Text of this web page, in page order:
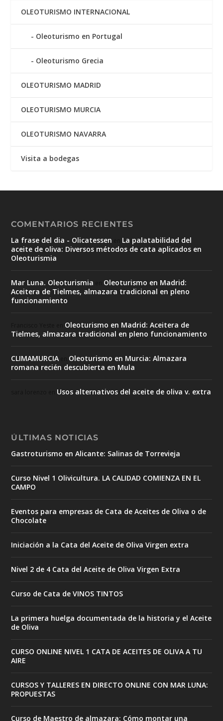
OLEOTURISMO INTERNACIONAL
Oleoturismo en Portugal
Oleoturismo Grecia
OLEOTURISMO MADRID
OLEOTURISMO MURCIA
OLEOTURISMO NAVARRA
Visita a bodegas
COMENTARIOS RECIENTES
La frase del dia - Olicatessen
La palatabilidad del
aceite de oliva: Diversos métodos de cata aplicados en
Oleoturismia
Mar Luna. Oleoturismia
Oleoturismo en Madrid:
Aceitera de Tielmes, almazara tradicional en pleno
funcionamiento
Oleoturismo en Madrid: Aceitera de
Tielmes, almazara tradicional en pleno funcionamiento
CLIMAMURCIA
Oleoturismo en Murcia: Almazara
romana recién descubierta en Mula
Usos alternativos del aceite de oliva v. extra
ÚLTIMAS NOTICIAS
Gastroturismo en Alicante: Salinas de Torrevieja
Curso Nivel 1 Olivicultura. LA CALIDAD COMIENZA EN EL
CAMPO
Eventos para empresas de Cata de Aceites de Oliva o de
Chocolate
Iniciación a la Cata del Aceite de Oliva Virgen extra
Nivel 2 de 4 Cata del Aceite de Oliva Virgen Extra
Curso de Cata de VINOS TINTOS
La primera huelga documentada de la historia y el Aceite
de Oliva
CURSO ONLINE NIVEL 1 CATA DE ACEITES DE OLIVA A TU
AIRE
CURSOS Y TALLERES EN DIRECTO ONLINE CON MAR LUNA:
PROPUESTAS
Curso de Maestro de almazara: Cómo montar una